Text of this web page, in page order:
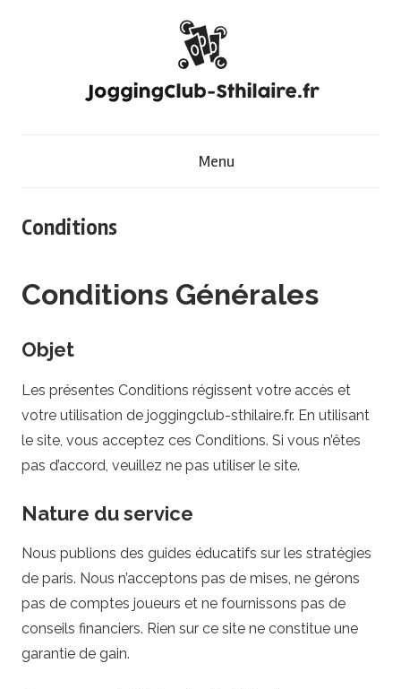
g
n
g
C
l
u
b
-
Menu
Conditions
Conditions Générales
Objet
Les présentes Conditions régissent votre accès et
votre utilisation de joggingclub-sthilaire.fr. En utilisant
le site, vous acceptez ces Conditions. Si vous n’êtes
pas d’accord, veuillez ne pas utiliser le site.
Nature du service
Nous publions des guides éducatifs sur les stratégies
de paris. Nous n’acceptons pas de mises, ne gérons
pas de comptes joueurs et ne fournissons pas de
conseils financiers. Rien sur ce site ne constitue une
garantie de gain.